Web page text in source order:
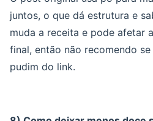
juntos, o que dá estrutura e
muda a receita e pode afetar
final, então não recomendo
pudim do link.